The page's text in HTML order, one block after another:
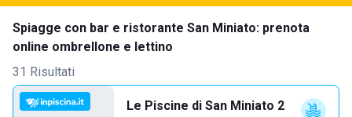
Spiagge con bar e ristorante San Miniato: prenota
online ombrellone e lettino
31 Risultati
Le Piscine di San Miniato 2